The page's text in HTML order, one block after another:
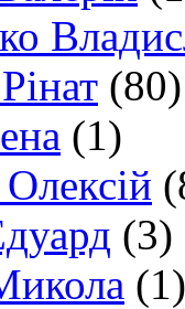
(80)
(1)
(3)
(1)